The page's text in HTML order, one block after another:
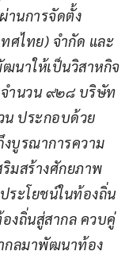
ผ่านการจัดตั้ง
ศไทย) จำกัด และ
นาให้เป็นวิสาหกิจ
จำนวน ๙๒๘ บริษัท
น ประกอบด้วย
งบูรณาการความ
มสร้างศักยภาพ
ระโยชน์ในท้องถิ่น
งถิ่นสู่สากล ควบคู่
กลมาพัฒนาท้อง